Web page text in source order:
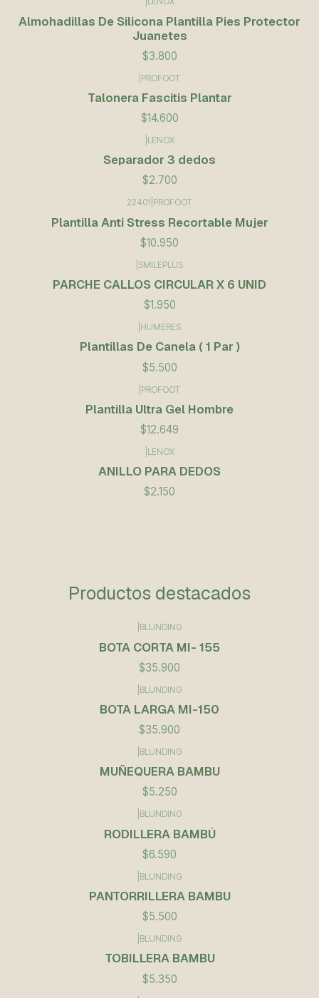
Almohadillas De Silicona Plantilla Pies Protector
Juanetes
$3.800
PROFOOT
Talonera Fascitis Plantar
$14.600
LENOX
Separador 3 dedos
$2.700
22401 PROFOOT
Plantilla Anti Stress Recortable Mujer
$10.950
SMILEPLUS
PARCHE CALLOS CIRCULAR X 6 UNID
$1.950
HUMERES
Plantillas De Canela ( 1 Par )
$5.500
PROFOOT
Plantilla Ultra Gel Hombre
$12.649
LENOX
ANILLO PARA DEDOS
$2.150
Productos destacados
BLUNDING
BOTA CORTA MI- 155
$35.900
BLUNDING
BOTA LARGA MI-150
$35.900
BLUNDING
MUÑEQUERA BAMBU
$5.250
BLUNDING
RODILLERA BAMBÚ
$6.590
BLUNDING
PANTORRILLERA BAMBU
$5.500
BLUNDING
TOBILLERA BAMBU
$5.350